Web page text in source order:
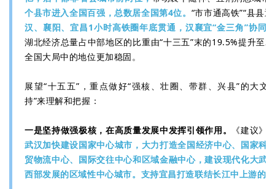
个县市进入全国百强，总数居全国第4位。 “市市通高铁”“县县
汉、襄阳、宜昌1小时高铁圈年底贯通，汉襄宜“金三角”协同
湖北经济总量占中部地区的比重由“十三五”末的19.5%提升至
全国大局中的地位更加稳固。
展望“十五五”，重点做好“强核、壮圈、带群、兴县”的大文
持”来理解和把握：
一是坚持做强极核，在高质量发展中发挥引领作用。
《建议》
武汉加快建设国家中心城市，大力打造全国经济中心、国家科
贸物流中心、国际交往中心和区域金融中心，建设现代化大武
西部发展的区域性中心城市。支持宜昌打造联结长江中上游的